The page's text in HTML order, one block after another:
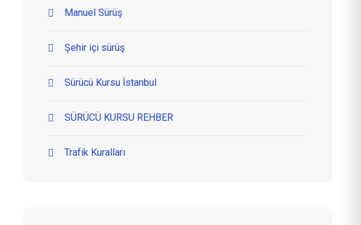
Manuel Sürüş
Şehir içi sürüş
Sürücü Kursu İstanbul
SÜRÜCÜ KURSU REHBER
Trafik Kuralları